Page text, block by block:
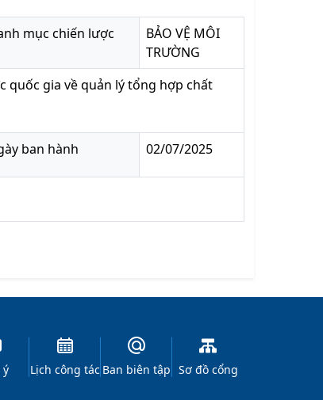
mục chiến lược
BẢO VỆ MÔI
TRƯỜNG
quốc gia về quản lý tổng hợp chất
ban hành 02/07/2025
ý Lịch công tác Ban biên tập Sơ đồ cổng